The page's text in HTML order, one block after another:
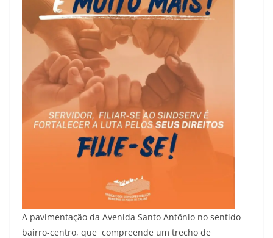
A pavimentação da Avenida Santo Antônio no sentido
bairro-centro, que compreende um trecho de